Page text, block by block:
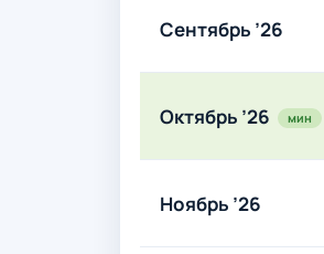
Сентябрь ’26
Октябрь ’26 мин
Ноябрь ’26